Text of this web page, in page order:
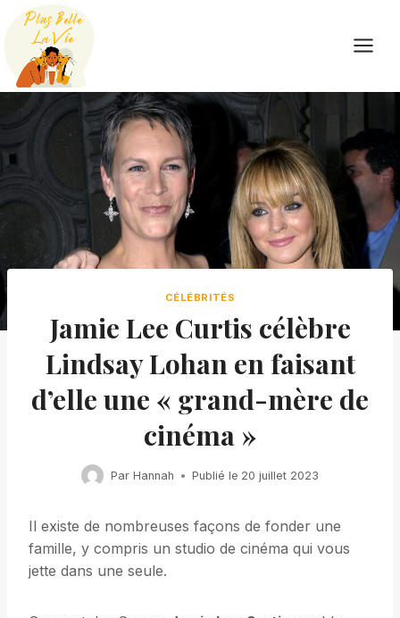
Skip
content
CÉLÉBRITÉS
Jamie Lee Curtis célèbre
Lindsay Lohan en faisant
d’elle une « grand-mère de
cinéma »
Par Hannah Publié le 20 juillet 2023
Il existe de nombreuses façons de fonder une
famille, y compris un studio de cinéma qui vous
jette dans une seule.